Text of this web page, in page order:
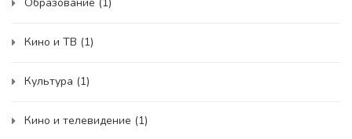
Кино и ТВ (1)
Культура (1)
Кино и телевидение (1)